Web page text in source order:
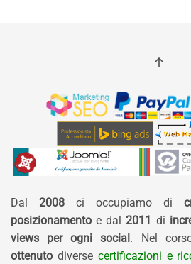
Dal 2008 ci occupiamo di
posizionamento e dal 2011 di
views per ogni social . Nel
ottenuto diverse certificazioni e